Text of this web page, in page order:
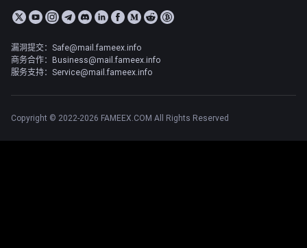
漏洞提交：Safe@mail.fameex.info
商务合作：Business@mail.fameex.info
服务支持：Service@mail.fameex.info
Copyright © 2022-2026 FAMEEX.COM All Rights Reserved